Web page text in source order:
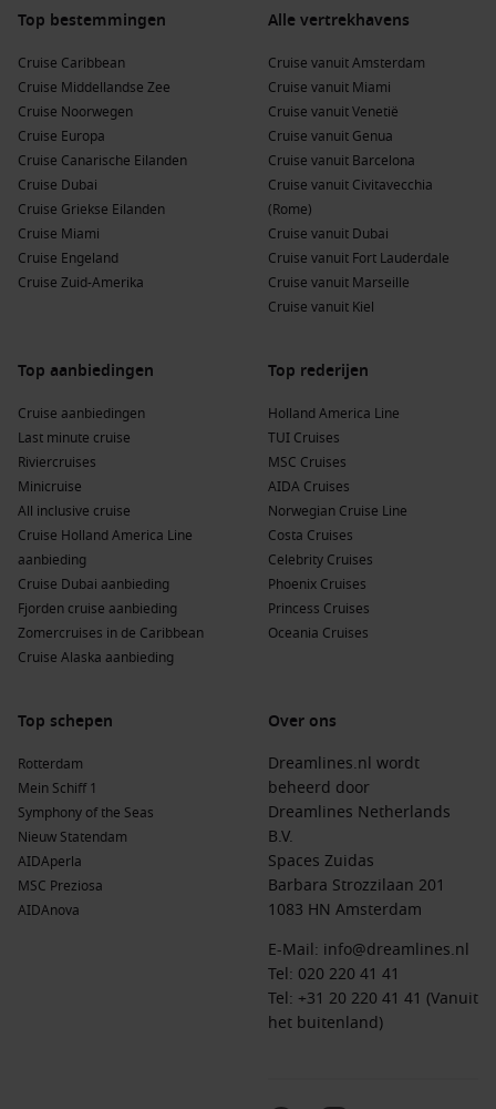
Top bestemmingen
Cruise Caribbean
Cruise Middellandse Zee
Cruise Noorwegen
Cruise Europa
Cruise Canarische Eilanden
Cruise Dubai
Cruise Griekse Eilanden
Cruise Miami
Cruise Engeland
Cruise Zuid-Amerika
Alle vertrekhavens
Cruise vanuit Amsterdam
Cruise vanuit Miami
Cruise vanuit Venetië
Cruise vanuit Genua
Cruise vanuit Barcelona
Cruise vanuit Civitavecchia
(Rome)
Cruise vanuit Dubai
Cruise vanuit Fort Lauderdale
Cruise vanuit Marseille
Cruise vanuit Kiel
Top aanbiedingen
Cruise aanbiedingen
Last minute cruise
Riviercruises
Minicruise
All inclusive cruise
Cruise Holland America Line
aanbieding
Cruise Dubai aanbieding
Fjorden cruise aanbieding
Zomercruises in de Caribbean
Cruise Alaska aanbieding
Top rederijen
Holland America Line
TUI Cruises
MSC Cruises
AIDA Cruises
Norwegian Cruise Line
Costa Cruises
Celebrity Cruises
Phoenix Cruises
Princess Cruises
Oceania Cruises
Top schepen
Rotterdam
Mein Schiff 1
Symphony of the Seas
Nieuw Statendam
AIDAperla
MSC Preziosa
AIDAnova
Over ons
Dreamlines.nl wordt
beheerd door
Dreamlines Netherlands
B.V.
Spaces Zuidas
Barbara Strozzilaan 201
1083 HN Amsterdam
E-Mail: info@dreamlines.nl
Tel: 020 220 41 41
Tel: +31 20 220 41 41 (Vanuit
het buitenland)